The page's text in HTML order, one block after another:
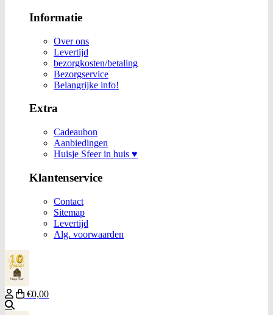
Informatie
Over ons
Levertijd
bezorgkosten/betaling
Bezorgservice
Belangrijke info!
Extra
Cadeaubon
Aanbiedingen
Huisje Sfeer in huis ♥
Klantenservice
Contact
Sitemap
Levertijd
Alg. voorwaarden
€0,00